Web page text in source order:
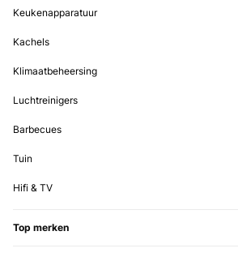
Keukenapparatuur
Kachels
Klimaatbeheersing
Luchtreinigers
Barbecues
Tuin
Hifi & TV
Top merken